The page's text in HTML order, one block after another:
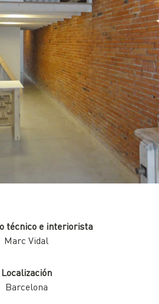
técnico e interiorista
Marc Vidal
Localización
Barcelona